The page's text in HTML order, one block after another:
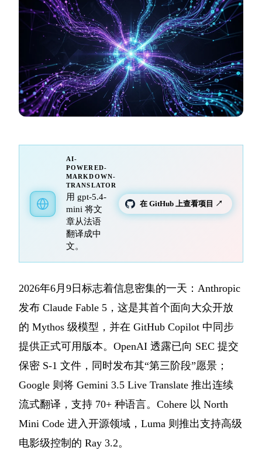
AI-
POWERED-
MARKDOWN-
TRANSLATOR
用 gpt-5.4-
mini 将文
章从法语
翻译成中
文。
在 GitHub 上查看项目 ↗
2026年6月9日标志着信息密集的一天：Anthropic
发布 Claude Fable 5，这是其首个面向大众开放
的 Mythos 级模型，并在 GitHub Copilot 中同步
提供正式可用版本。OpenAI 透露已向 SEC 提交
保密 S-1 文件，同时发布其“第三阶段”愿景；
Google 则将 Gemini 3.5 Live Translate 推出连续
流式翻译，支持 70+ 种语言。Cohere 以 North
Mini Code 进入开源领域，Luma 则推出支持高级
电影级控制的 Ray 3.2。